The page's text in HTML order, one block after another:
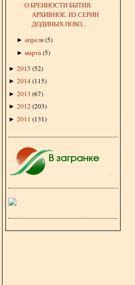
О БРЕННОСТИ БЫТИЯ.
АРХИВНОЕ. ИЗ СЕРИИ
ДОДИНЫХ ПОХО...
► апреля(5)
► марта(5)
► 2015 (52)
► 2014 (115)
► 2013 (67)
► 2012 (203)
► 2011 (131)